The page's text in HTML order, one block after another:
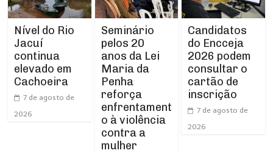
Nível do Rio
Jacuí
continua
elevado em
Cachoeira
7 de agosto de
2026
Seminário
pelos 20
anos da Lei
Maria da
Penha
reforça
enfrentament
o à violência
contra a
mulher
Candidatos
do Encceja
2026 podem
consultar o
cartão de
inscrição
7 de agosto de
2026